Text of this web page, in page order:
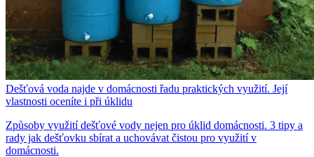
Dešťová voda najde v domácnosti řadu praktických využití. Její
vlastnosti oceníte i při úklidu
Způsoby využití dešťové vody nejen pro úklid domácnosti. 3 tipy a
rady jak dešťovku sbírat a uchovávat čistou pro využití v
domácnosti.